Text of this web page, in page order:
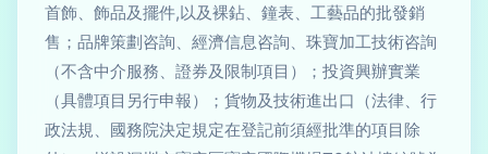
首飾、飾品及擺件,以及裸鉆、鐘表、工藝品的批發銷
售；品牌策劃咨詢、經濟信息咨詢、珠寶加工技術咨詢
（不含中介服務、證券及限制項目）；投資興辦實業
（具體項目另行申報）；貨物及技術進出口（法律、行
政法規、國務院決定規定在登記前須經批準的項目除